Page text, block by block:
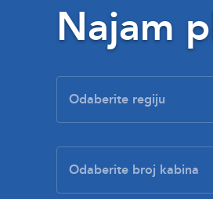
Najam